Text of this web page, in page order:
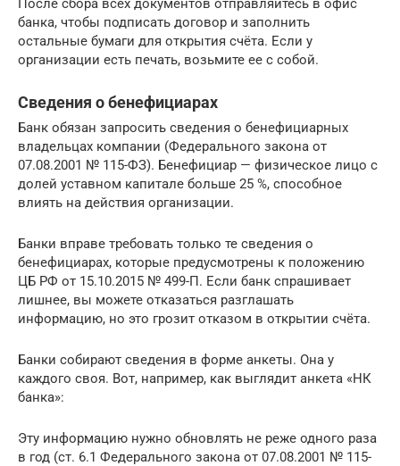
После сбора всех документов отправляйтесь в офис
банка, чтобы подписать договор и заполнить
остальные бумаги для открытия счёта. Если у
организации есть печать, возьмите ее с собой.
Сведения о бенефициарах
Банк обязан запросить сведения о бенефициарных
владельцах компании (Федерального закона от
07.08.2001 № 115-ФЗ). Бенефициар — физическое лицо с
долей уставном капитале больше 25 %, способное
влиять на действия организации.
Банки вправе требовать только те сведения о
бенефициарах, которые предусмотрены к положению
ЦБ РФ от 15.10.2015 № 499-П. Если банк спрашивает
лишнее, вы можете отказаться разглашать
информацию, но это грозит отказом в открытии счёта.
Банки собирают сведения в форме анкеты. Она у
каждого своя. Вот, например, как выглядит анкета «НК
банка»:
Эту информацию нужно обновлять не реже одного раза
в год (ст. 6.1 Федерального закона от 07.08.2001 № 115-